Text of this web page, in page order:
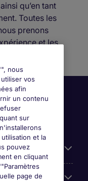
qu’en tant
Toutes les
prenons
et les
nous
vos
afin
un contenu
sur
et la
pouvez
en cliquant
page de